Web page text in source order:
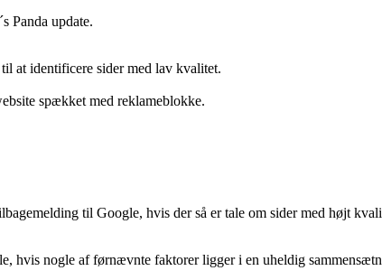
Panda update.
at identificere sider med lav kvalitet.
spækket med reklameblokke.
til Google, hvis der så er tale om sider med højt
hvis nogle af førnævnte faktorer ligger i en uheldig